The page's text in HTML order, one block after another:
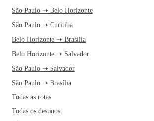
São Paulo ➝ Belo Horizonte
São Paulo ➝ Curitiba
Belo Horizonte ➝ Brasília
Belo Horizonte ➝ Salvador
São Paulo ➝ Salvador
São Paulo ➝ Brasília
Todas as rotas
Todas os destinos